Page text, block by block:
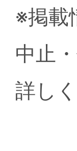
※掲載
中止
詳し